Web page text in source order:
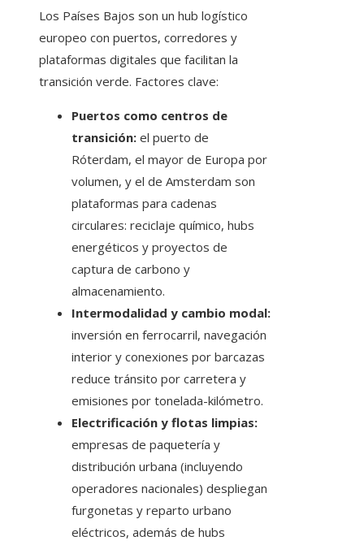
Los Países Bajos son un hub logístico
europeo con puertos, corredores y
plataformas digitales que facilitan la
transición verde. Factores clave:
Puertos como centros de
transición: el puerto de
Róterdam, el mayor de Europa por
volumen, y el de Amsterdam son
plataformas para cadenas
circulares: reciclaje químico, hubs
energéticos y proyectos de
captura de carbono y
almacenamiento.
Intermodalidad y cambio modal:
inversión en ferrocarril, navegación
interior y conexiones por barcazas
reduce tránsito por carretera y
emisiones por tonelada-kilómetro.
Electrificación y flotas limpias:
empresas de paquetería y
distribución urbana (incluyendo
operadores nacionales) despliegan
furgonetas y reparto urbano
eléctricos, además de hubs